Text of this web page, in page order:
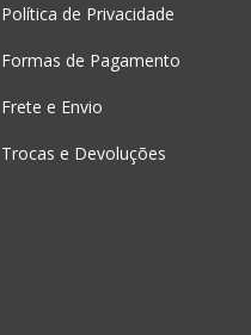
Política de Privacidade
Formas de Pagamento
Frete e Envio
Trocas e Devoluções